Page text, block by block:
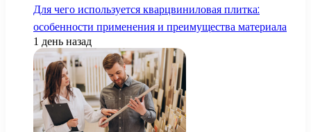
Для чего используется кварцвиниловая плитка:
особенности применения и преимущества материала
1 день назад